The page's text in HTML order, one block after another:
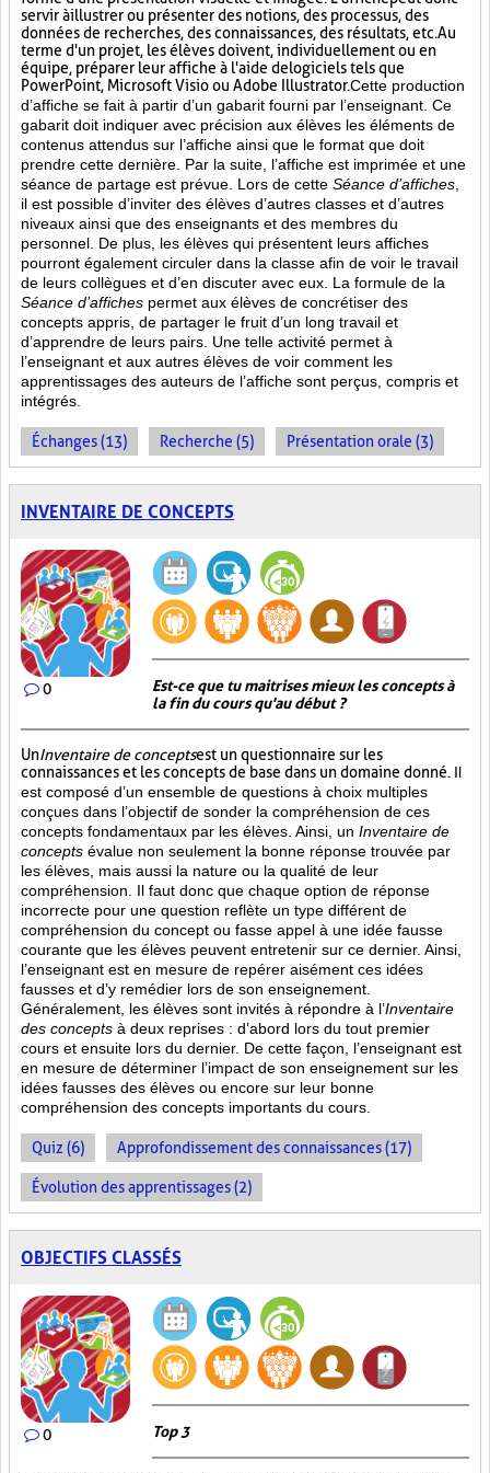
servir à illustrer ou présenter des notions, des processus, des
données de recherches, des connaissances, des résultats, etc. Au
terme d'un projet, les élèves doivent, individuellement ou en
équipe, préparer leur affiche à l'aide de logiciels tels que
PowerPoint, Microsoft Visio ou Adobe Illustrator.Cette production
d’affiche se fait à partir d’un gabarit fourni par l’enseignant. Ce
gabarit doit indiquer avec précision aux élèves les éléments de
contenus attendus sur l’affiche ainsi que le format que doit
prendre cette dernière. Par la suite, l’affiche est imprimée et une
séance de partage est prévue. Lors de cette Séance d’affiches
il est possible d’inviter des élèves d’autres classes et d’autres
niveaux ainsi que des enseignants et des membres du
personnel. De plus, les élèves qui présentent leurs affiches
pourront également circuler dans la classe afin de voir le travail
de leurs collègues et d’en discuter avec eux. La formule de la
Séance d’affiches permet aux élèves de concrétiser des
concepts appris, de partager le fruit d’un long travail et
d’apprendre de leurs pairs. Une telle activité permet à
l’enseignant et aux autres élèves de voir comment les
apprentissages des auteurs de l’affiche sont perçus, compris et
intégrés.
Échanges (13) Recherche (5) Présentation orale (3)
INVENTAIRE DE CONCEPTS
0
Est-ce que tu maitrises mieux les concepts à
la fin du cours qu'au début ?
UnInventaire de conceptsest un questionnaire sur les
connaissances et les concepts de base dans un domaine donné. Il
est composé d’un ensemble de questions à choix multiples
conçues dans l’objectif de sonder la compréhension de ces
concepts fondamentaux par les élèves. Ainsi, un Inventaire de
concepts évalue non seulement la bonne réponse trouvée par
les élèves, mais aussi la nature ou la qualité de leur
compréhension. Il faut donc que chaque option de réponse
incorrecte pour une question reflète un type différent de
compréhension du concept ou fasse appel à une idée fausse
courante que les élèves peuvent entretenir sur ce dernier. Ainsi,
l’enseignant est en mesure de repérer aisément ces idées
fausses et d’y remédier lors de son enseignement.
Généralement, les élèves sont invités à répondre à l’Inventaire
des concepts à deux reprises : d’abord lors du tout premier
cours et ensuite lors du dernier. De cette façon, l’enseignant est
en mesure de déterminer l’impact de son enseignement sur les
idées fausses des élèves ou encore sur leur bonne
compréhension des concepts importants du cours.
Quiz (6) Approfondissement des connaissances (17)
Évolution des apprentissages (2)
OBJECTIFS CLASSÉS
0 Top 3